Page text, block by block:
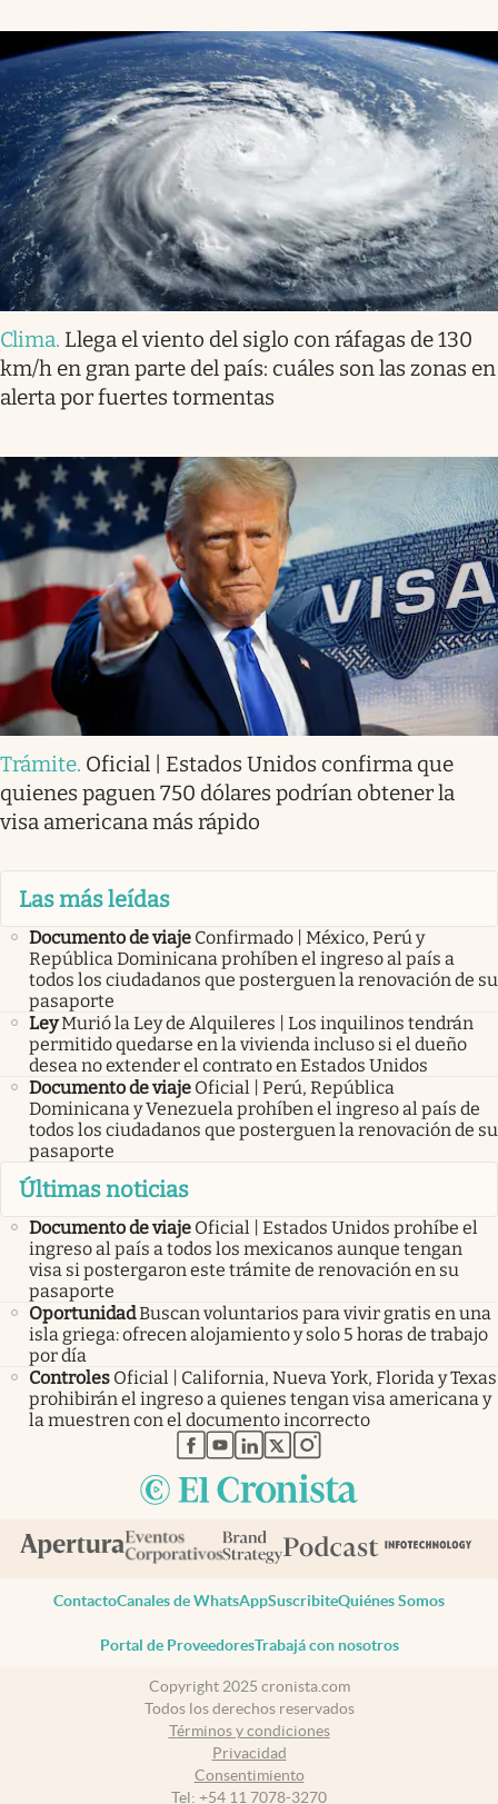
Clima. Llega el viento del siglo con ráfagas de 130
km/h en gran parte del país: cuáles son las zonas en
alerta por fuertes tormentas
Trámite. Oficial | Estados Unidos confirma que
quienes paguen 750 dólares podrían obtener la
visa americana más rápido
Las más leídas
Documento de viaje Confirmado | México, Perú y
República Dominicana prohíben el ingreso al país a
todos los ciudadanos que posterguen la renovación de su
pasaporte
LeyMurió la Ley de Alquileres | Los inquilinos tendrán
permitido quedarse en la vivienda incluso si el dueño
desea no extender el contrato en Estados Unidos
Documento de viaje Oficial | Perú, República
Dominicana y Venezuela prohíben el ingreso al país de
todos los ciudadanos que posterguen la renovación de su
pasaporte
Últimas noticias
Documento de viaje Oficial | Estados Unidos prohíbe el
ingreso al país a todos los mexicanos aunque tengan
visa si postergaron este trámite de renovación en su
pasaporte
OportunidadBuscan voluntarios para vivir gratis en una
isla griega: ofrecen alojamiento y solo 5 horas de trabajo
por día
Controles Oficial | California, Nueva York, Florida y Texas
prohibirán el ingreso a quienes tengan visa americana y
la muestren con el documento incorrecto
abre en nueva pestaña
abre en nueva pestaña
abre en nueva pestaña
abre en nueva pestaña
abre en nueva pestaña
ContactoCanales de WhatsAppSuscribiteQuiénes Somos
Portal de ProveedoresTrabajá con nosotros
Copyright 2025 cronista.com
Todos los derechos reservados
Términos y condiciones
Privacidad
Consentimiento
Tel: +54 11 7078-3270